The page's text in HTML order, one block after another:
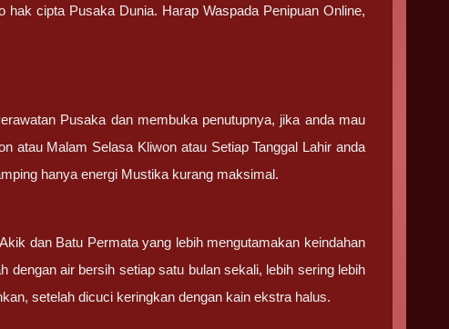
cipta Pusaka Dunia. Harap Waspada Penipuan Online,
Pusaka dan membuka penutupnya, jika anda mau
atau Malam Selasa Kliwon atau Setiap Tanggal Lahir anda
hanya energi Mustika kurang maksimal.
dan Batu Permata yang lebih mengutamakan keindahan
air bersih setiap satu bulan sekali, lebih sering lebih
setelah dicuci keringkan dengan kain ekstra halus.